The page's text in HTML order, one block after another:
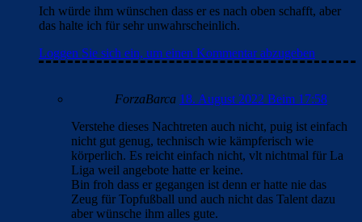
Ich würde ihm wünschen dass er es nach oben schafft, aber
das halte ich für sehr unwahrscheinlich.
Loggen Sie sich ein, um einen Kommentar abzugeben
ForzaBarca 18. August 2022 Beim 17:58
Verstehe dieses Nachtreten auch nicht, puig ist einfach
nicht gut genug, technisch wie kämpferisch wie
körperlich. Es reicht einfach nicht, vlt nichtmal für La
Liga weil angebote hatte er keine.
Bin froh dass er gegangen ist denn er hatte nie das
Zeug für Topfußball und auch nicht das Talent dazu
aber wünsche ihm alles gute.